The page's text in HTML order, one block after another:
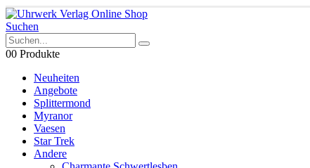
Suchen
00 Produkte
Neuheiten
Angebote
Splittermond
Myranor
Vaesen
Star Trek
Andere